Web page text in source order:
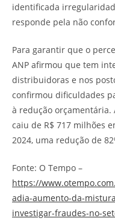
identificada
responde pela não
Para garantir que o
ANP afirmou que tem
distribuidoras e nos
confirmou dificuldades
à redução orçamentária.
caiu de R$ 717 milhões
2024, uma redução de
Fonte: O Tempo –
https://
adia-aumento-da-
investigar-fraudes-no-